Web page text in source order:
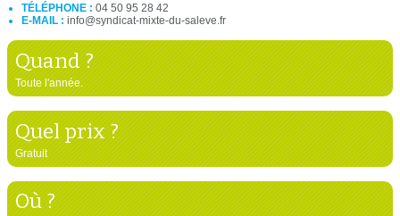
TÉLÉPHONE : 04 50 95 28 42
E-MAIL : info@syndicat-mixte-du-saleve.fr
Quand ?
Toute l'année.
Quel prix ?
Gratuit
Où ?